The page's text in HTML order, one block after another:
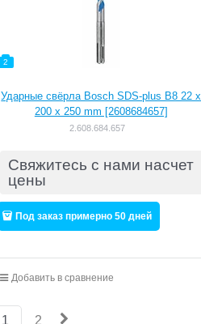
2
Ударные свёрла Bosch SDS-plus B8 22 x
200 x 250 mm [2608684657]
2.608.684.657
Свяжитесь с нами насчет
цены
Под заказ примерно 50 дней
Добавить в сравнение
1 2